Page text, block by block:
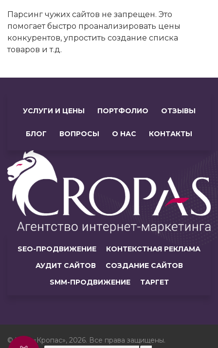
Парсинг чужих сайтов не запрещен. Это
помогает быстро проанализировать цены
конкурентов, упростить создание списка
товаров и т.д.
УСЛУГИ И ЦЕНЫ ПОРТФОЛИО ОТЗЫВЫ
БЛОГ ВОПРОСЫ О НАС КОНТАКТЫ
SEO-ПРОДВИЖЕНИЕ
КОНТЕКСТНАЯ РЕКЛАМА
АУДИТ САЙТОВ
СОЗДАНИЕ САЙТОВ
SMM-ПРОДВИЖЕНИЕ
ТАРГЕТ
© ЧУП «Кропас», 2026. Все права защищены.